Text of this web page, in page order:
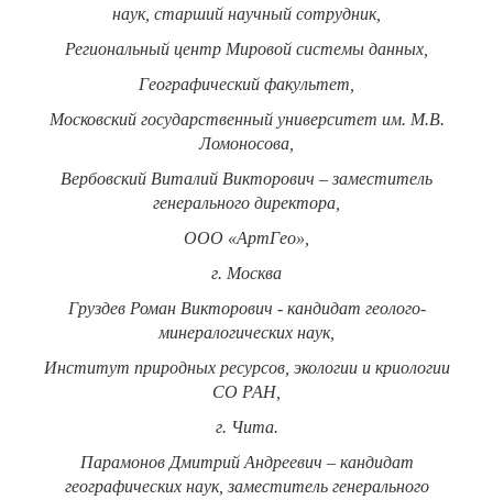
наук, старший научный сотрудник,
Региональный центр Мировой системы данных,
Географический факультет,
Московский государственный университет им. М.В.
Ломоносова,
Вербовский Виталий Викторович – заместитель
генерального директора,
ООО «АртГео»,
г. Москва
Груздев Роман Викторович - кандидат геолого-
минералогических наук,
Институт природных ресурсов, экологии и криологии
СО РАН,
г. Чита.
Парамонов Дмитрий Андреевич – кандидат
географических наук, заместитель генерального